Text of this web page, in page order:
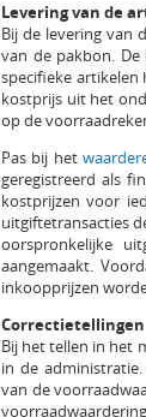
Levering van de
Bij de levering van
van de pakbon.
specifieke artikelen
kostprijs uit het
op de
Pas bij het
geregistreerd als
kostprijzen voor
uitgiftetransacties
oorspronkelijke
aangemaakt.
inkoopprijzen
Correctietellingen
Bij het tellen in het
in de
van de